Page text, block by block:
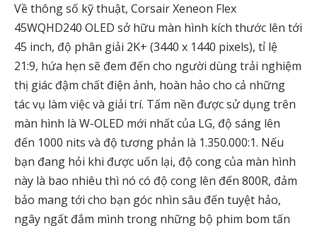
Về thông số kỹ thuật, Corsair Xeneon Flex
45WQHD240 OLED sở hữu màn hình kích thước lên tới
45 inch, độ phân giải 2K+ (3440 x 1440 pixels), tỉ lệ
21:9, hứa hẹn sẽ đem đến cho người dùng trải nghiệm
thị giác đậm chất điện ảnh, hoàn hảo cho cả những
tác vụ làm việc và giải trí. Tấm nền được sử dụng trên
màn hình là W-OLED mới nhất của LG, độ sáng lên
đến 1000 nits và độ tương phản là 1.350.000:1. Nếu
bạn đang hỏi khi được uốn lại, độ cong của màn hình
này là bao nhiêu thì nó có độ cong lên đến 800R, đảm
bảo mang tới cho bạn góc nhìn sâu đến tuyệt hảo,
ngây ngất đắm mình trong những bộ phim bom tấn